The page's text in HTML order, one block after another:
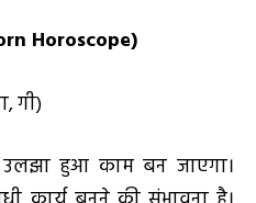
Horoscope)
गी)
हुआ काम बन जाएगा।